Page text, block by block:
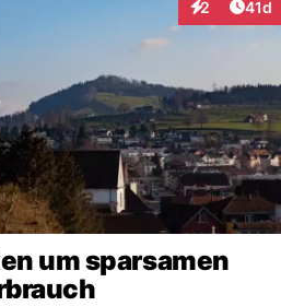
2
Interaktionen
41d
um sparsamen